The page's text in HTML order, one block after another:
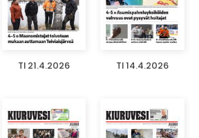
TI 21.4.2026 TI 14.4.2026